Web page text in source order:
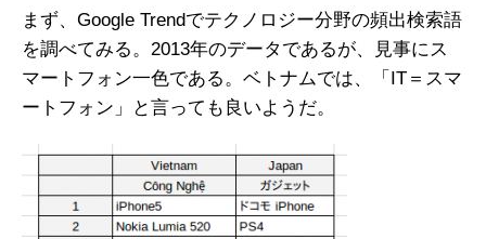
まず、Google Trendでテクノロジー分野の頻出検索語
を調べてみる。2013年のデータであるが、見事にス
マートフォン一色である。ベトナムでは、「IT＝スマ
ートフォン」と言っても良いようだ。